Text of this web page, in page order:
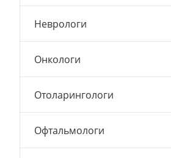
Неврологи
Онкологи
Отоларингологи
Офтальмологи